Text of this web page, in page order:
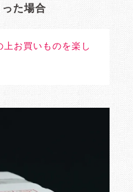
た場合
お買いものを楽し